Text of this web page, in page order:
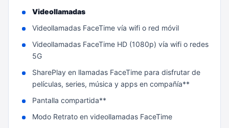
Videollamadas
Videollamadas FaceTime vía wifi o red móvil
Videollamadas FaceTime HD (1080p) vía wifi o redes
5G
SharePlay en llamadas FaceTime para disfrutar de
películas, series, música y apps en compañía**
Pantalla compartida**
Modo Retrato en videollamadas FaceTime